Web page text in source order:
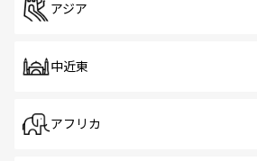
アジア
中近東
アフリカ